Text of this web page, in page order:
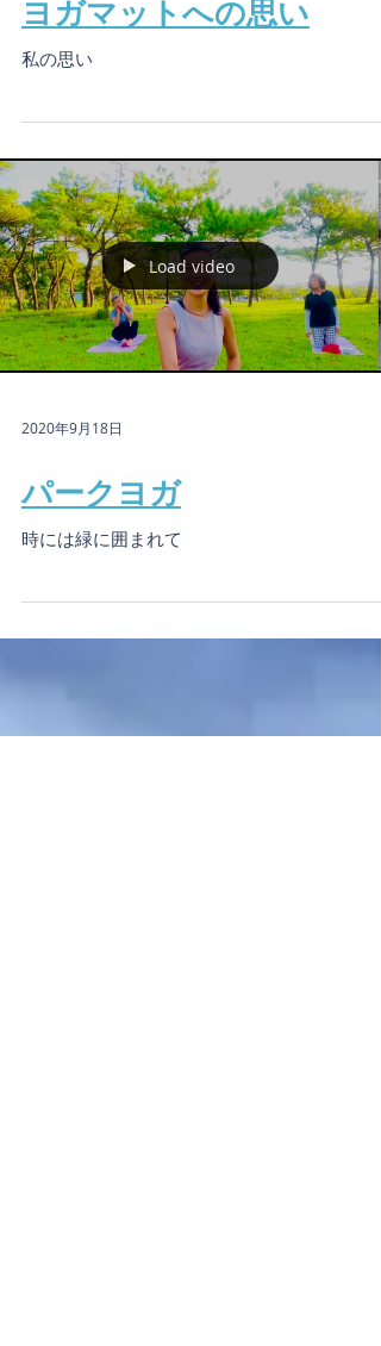
2020年9月27日
ヨガマットへの思い
私の思い
Load video
2020年9月18日
パークヨガ
時には緑に囲まれて